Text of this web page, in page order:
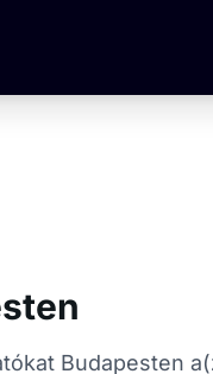
Budapesten